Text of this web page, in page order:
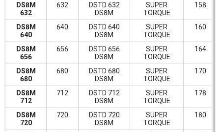
DS8M
632
632
DSTD 632
DS8M
SUPER
TORQUE
158
DS8M
640
640
DSTD 640
DS8M
SUPER
TORQUE
160
DS8M
656
656
DSTD 656
DS8M
SUPER
TORQUE
164
DS8M
680
680
DSTD 680
DS8M
SUPER
TORQUE
170
DS8M
712
712
DSTD 712
DS8M
SUPER
TORQUE
178
DS8M
720
720
DSTD 720
DS8M
SUPER
TORQUE
180